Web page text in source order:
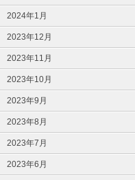
2024年1月
2023年12月
2023年11月
2023年10月
2023年9月
2023年8月
2023年7月
2023年6月